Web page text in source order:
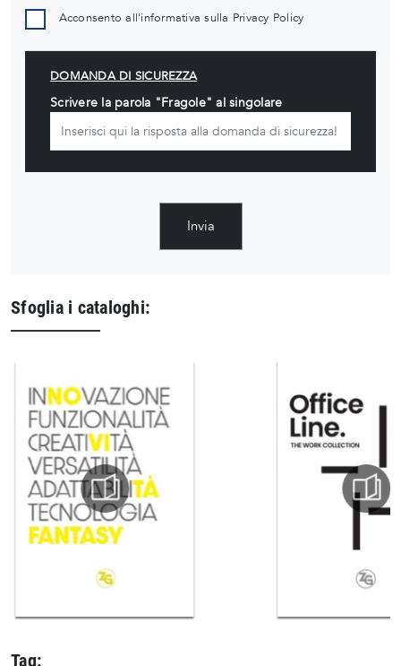
Acconsento all'informativa sulla Privacy Policy
DOMANDA DI SICUREZZA
Scrivere la parola "Fragole" al singolare
Invia
Sfoglia i cataloghi:
Tag: